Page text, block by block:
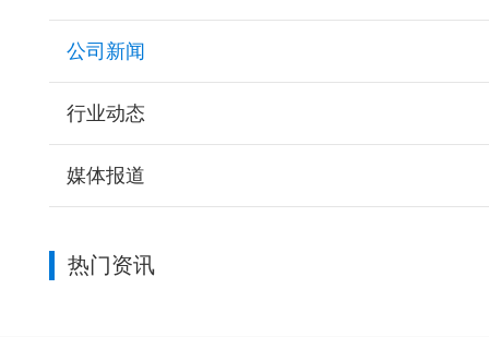
公司新闻
行业动态
媒体报道
热门资讯